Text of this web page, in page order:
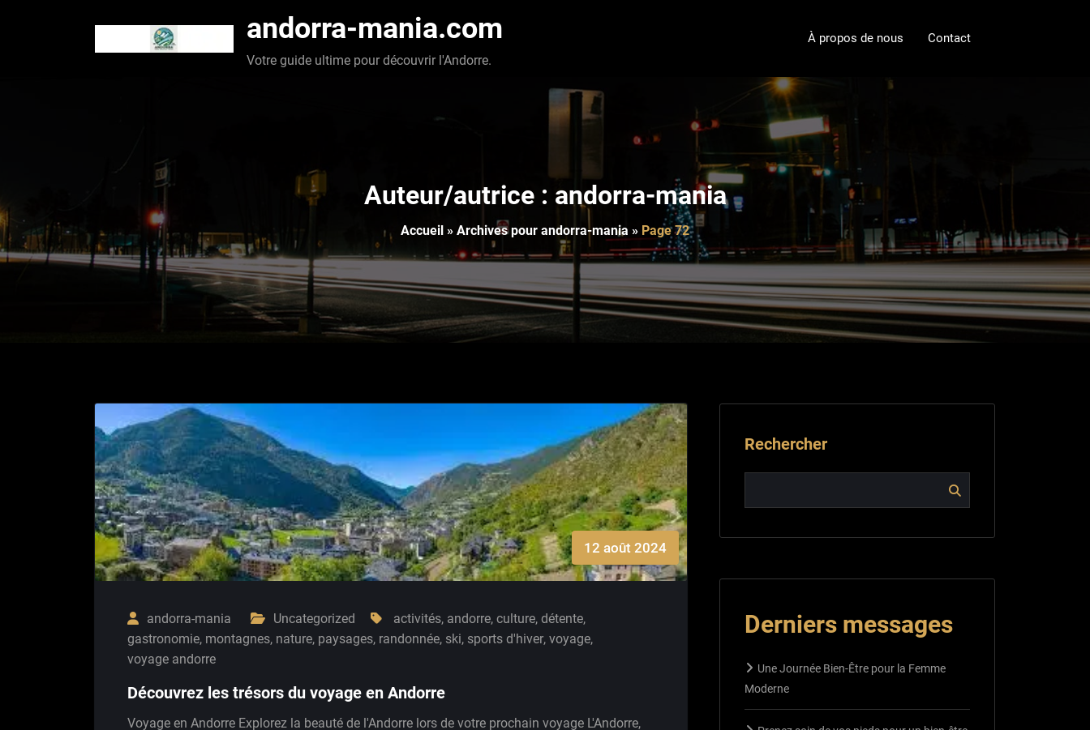
andorra-mania.com
Votre guide ultime pour découvrir l'Andorre.
À propos de nous Contact
Auteur/autrice : andorra-mania
Accueil » Archives pour andorra-mania » Page 72
12 août 2024
andorra-mania Uncategorized activités, andorre, culture, détente,
gastronomie, montagnes, nature, paysages, randonnée, ski, sports d'hiver, voyage,
voyage andorre
Découvrez les trésors du voyage en Andorre
Voyage en Andorre Explorez la beauté de l'Andorre lors de votre prochain voyage L'Andorre,
Rechercher
Derniers messages
Une Journée Bien-Être pour la Femme
Moderne